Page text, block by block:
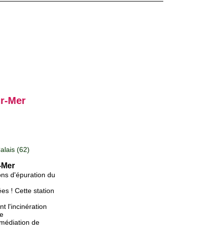
Mer
(62)
d'épuration du
! Cette station
l'incinération
de